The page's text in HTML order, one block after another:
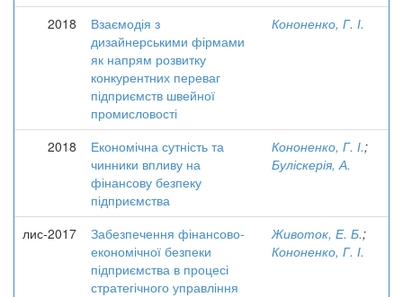
2018
Взаємодія з
дизайнерськими фірмами
як напрям розвитку
конкурентних переваг
підприємств швейної
промисловості
Кононенко, Г. І.
2018
Економічна сутність та
чинники впливу на
фінансову безпеку
підприємства
Кононенко, Г. І.;
Буліскерія, А.
лис-2017
Забезпечення фінансово-
економічної безпеки
підприємства в процесі
стратегічного управління
Животок, Е. Б.;
Кононенко, Г. І.